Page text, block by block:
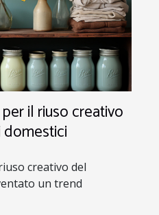
il riuso creativo
domestici
creativo del
un trend